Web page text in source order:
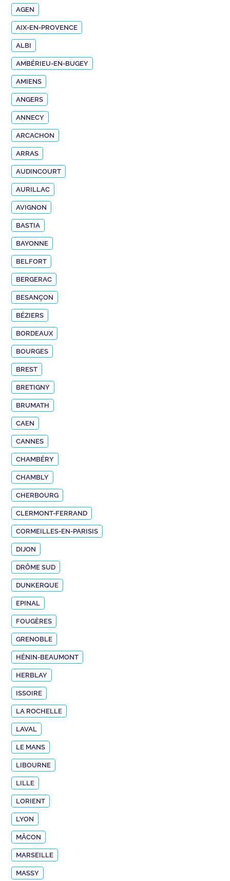
AGEN
AIX-EN-PROVENCE
ALBI
AMBÉRIEU-EN-BUGEY
AMIENS
ANGERS
ANNECY
ARCACHON
ARRAS
AUDINCOURT
AURILLAC
AVIGNON
BASTIA
BAYONNE
BELFORT
BERGERAC
BESANÇON
BÉZIERS
BORDEAUX
BOURGES
BREST
BRETIGNY
BRUMATH
CAEN
CANNES
CHAMBÉRY
CHAMBLY
CHERBOURG
CLERMONT-FERRAND
CORMEILLES-EN-PARISIS
DIJON
DRÔME SUD
DUNKERQUE
EPINAL
FOUGÈRES
GRENOBLE
HÉNIN-BEAUMONT
HERBLAY
ISSOIRE
LA ROCHELLE
LAVAL
LE MANS
LIBOURNE
LILLE
LORIENT
LYON
MÂCON
MARSEILLE
MASSY